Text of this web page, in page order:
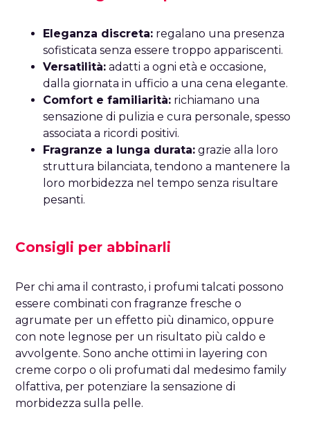
Eleganza discreta: regalano una presenza
sofisticata senza essere troppo appariscenti.
Versatilità: adatti a ogni età e occasione,
dalla giornata in ufficio a una cena elegante.
Comfort e familiarità: richiamano una
sensazione di pulizia e cura personale, spesso
associata a ricordi positivi.
Fragranze a lunga durata: grazie alla loro
struttura bilanciata, tendono a mantenere la
loro morbidezza nel tempo senza risultare
pesanti.
Consigli per abbinarli
Per chi ama il contrasto, i profumi talcati possono
essere combinati con fragranze fresche o
agrumate per un effetto più dinamico, oppure
con note legnose per un risultato più caldo e
avvolgente. Sono anche ottimi in layering con
creme corpo o oli profumati dal medesimo family
olfattiva, per potenziare la sensazione di
morbidezza sulla pelle.